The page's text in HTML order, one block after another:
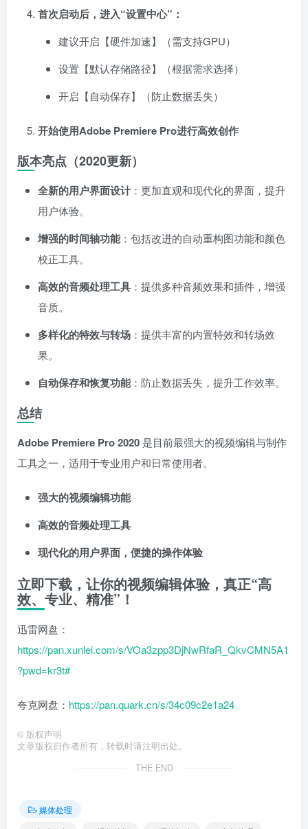
首次启动后，进入“设置中心”：
建议开启【硬件加速】（需支持GPU）
设置【默认存储路径】（根据需求选择）
开启【自动保存】（防止数据丢失）
开始使用Adobe Premiere Pro进行高效创作
版本亮点（2020更新）
全新的用户界面设计：更加直观和现代化的界面，提升
用户体验。
增强的时间轴功能：包括改进的自动重构图功能和颜色
校正工具。
高效的音频处理工具 ：提供多种音频效果和插件，增强
音质。
多样化的特效与转场 ：提供丰富的内置特效和转场效
果。
自动保存和恢复功能：防止数据丢失，提升工作效率。
总结
Adobe Premiere Pro 2020 是目前最强大的视频编辑与制作
工具之一，适用于专业用户和日常使用者。
强大的视频编辑功能
高效的音频处理工具
现代化的用户界面，便捷的操作体验
立即下载，让你的视频编辑体验，真正“高
效、专业、精准”！
迅雷网盘：
https://pan.xunlei.com/s/VOa3zpp3DjNwRfaR_QkvCMN5A1
?pwd=kr3t#
夸克网盘： https://pan.quark.cn/s/34c09c2e1a24
© 版权声明
文章版权归作者所有，转载时请注明出处。
THE END
媒体处理